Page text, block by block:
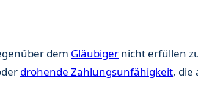
dem Gläubiger nicht erfüllen
drohende Zahlungsunfähigkeit, die